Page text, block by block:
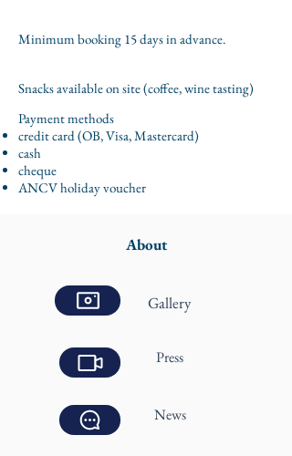
Minimum booking 15 days in advance.
Snacks available on site (coffee, wine tasting)
Payment methods
credit card (OB, Visa, Mastercard)
cash
cheque
ANCV holiday voucher
About
Gallery
Press
News